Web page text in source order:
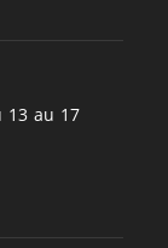
13 au 17